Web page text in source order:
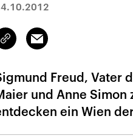
Link
kopieren/teilen
Email
Freud, Vater
und Anne
ein Wien